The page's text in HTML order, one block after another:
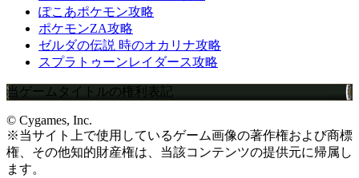
ぽこあポケモン攻略
ポケモンZA攻略
ゼルダの伝説 時のオカリナ攻略
スプラトゥーンレイダース攻略
当ゲームタイトルの権利表記
© Cygames, Inc.
※当サイト上で使用しているゲーム画像の著作権および商標
権、その他知的財産権は、当該コンテンツの提供元に帰属し
ます。